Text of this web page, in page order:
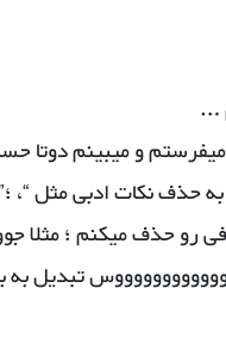
…
و میبینم دوتا
حذف نکات ادبی مثل “،
رو حذف میکنم ؛ مثلا
تبدیل